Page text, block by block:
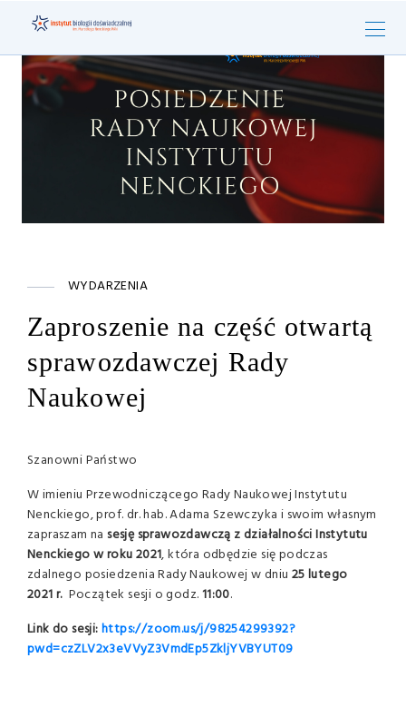
WYDARZENIA
Zaproszenie na część otwartą
sprawozdawczej Rady
Naukowej
Szanowni Państwo
W imieniu Przewodniczącego Rady Naukowej Instytutu
Nenckiego, prof. dr. hab. Adama Szewczyka i swoim własnym
zapraszam na sesję sprawozdawczą z działalności Instytutu
Nenckiego w roku 2021, która odbędzie się podczas
zdalnego posiedzenia Rady Naukowej w dniu 25 lutego
2021r.Początek sesji o godz.11:00.
Link do sesji:https://zoom.us/j/98254299392?
pwd=czZLV2x3eVVyZ3VmdEp5ZkljYVBYUT09